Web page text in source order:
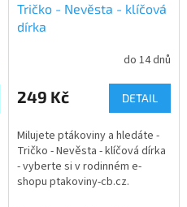
Tričko - Nevěsta - klíčová
dírka
do 14 dnů
249 Kč DETAIL
Milujete ptákoviny a hledáte -
Tričko - Nevěsta - klíčová dírka
- vyberte si v rodinném e-
shopu ptakoviny-cb.cz.